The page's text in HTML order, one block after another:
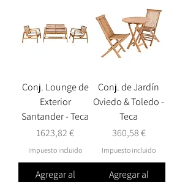
Conj. Lounge de
Exterior
Santander - Teca
Precio
1623,82 €
Impuesto incluido
Agregar al
Conj. de Jardín
Oviedo & Toledo -
Teca
Precio
360,58 €
Impuesto incluido
Agregar al